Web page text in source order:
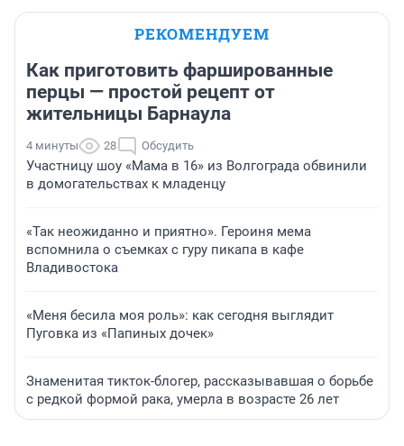
РЕКОМЕНДУЕМ
Как приготовить фаршированные
перцы — простой рецепт от
жительницы Барнаула
4 минуты 28 Обсудить
Участницу шоу «Мама в 16» из Волгограда обвинили
в домогательствах к младенцу
«Так неожиданно и приятно». Героиня мема
вспомнила о съемках с гуру пикапа в кафе
Владивостока
«Меня бесила моя роль»: как сегодня выглядит
Пуговка из «Папиных дочек»
Знаменитая тикток-блогер, рассказывавшая о борьбе
с редкой формой рака, умерла в возрасте 26 лет